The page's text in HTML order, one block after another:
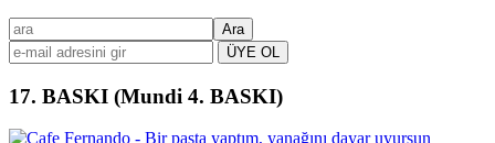
Birincil
kenar
çubuğu
ara
17. BASKI (Mundi 4. BASKI)